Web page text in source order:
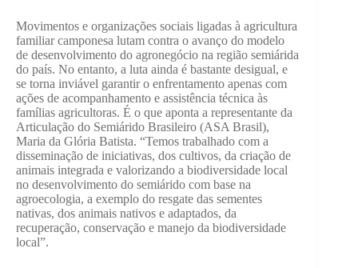
Movimentos e organizações sociais ligadas à agricultura
familiar camponesa lutam contra o avanço do modelo
de desenvolvimento do agronegócio na região semiárida
do país. No entanto, a luta ainda é bastante desigual, e
se torna inviável garantir o enfrentamento apenas com
ações de acompanhamento e assistência técnica às
famílias agricultoras. É o que aponta a representante da
Articulação do Semiárido Brasileiro (ASA Brasil),
Maria da Glória Batista. “Temos trabalhado com a
disseminação de iniciativas, dos cultivos, da criação de
animais integrada e valorizando a biodiversidade local
no desenvolvimento do semiárido com base na
agroecologia, a exemplo do resgate das sementes
nativas, dos animais nativos e adaptados, da
recuperação, conservação e manejo da biodiversidade
local”.